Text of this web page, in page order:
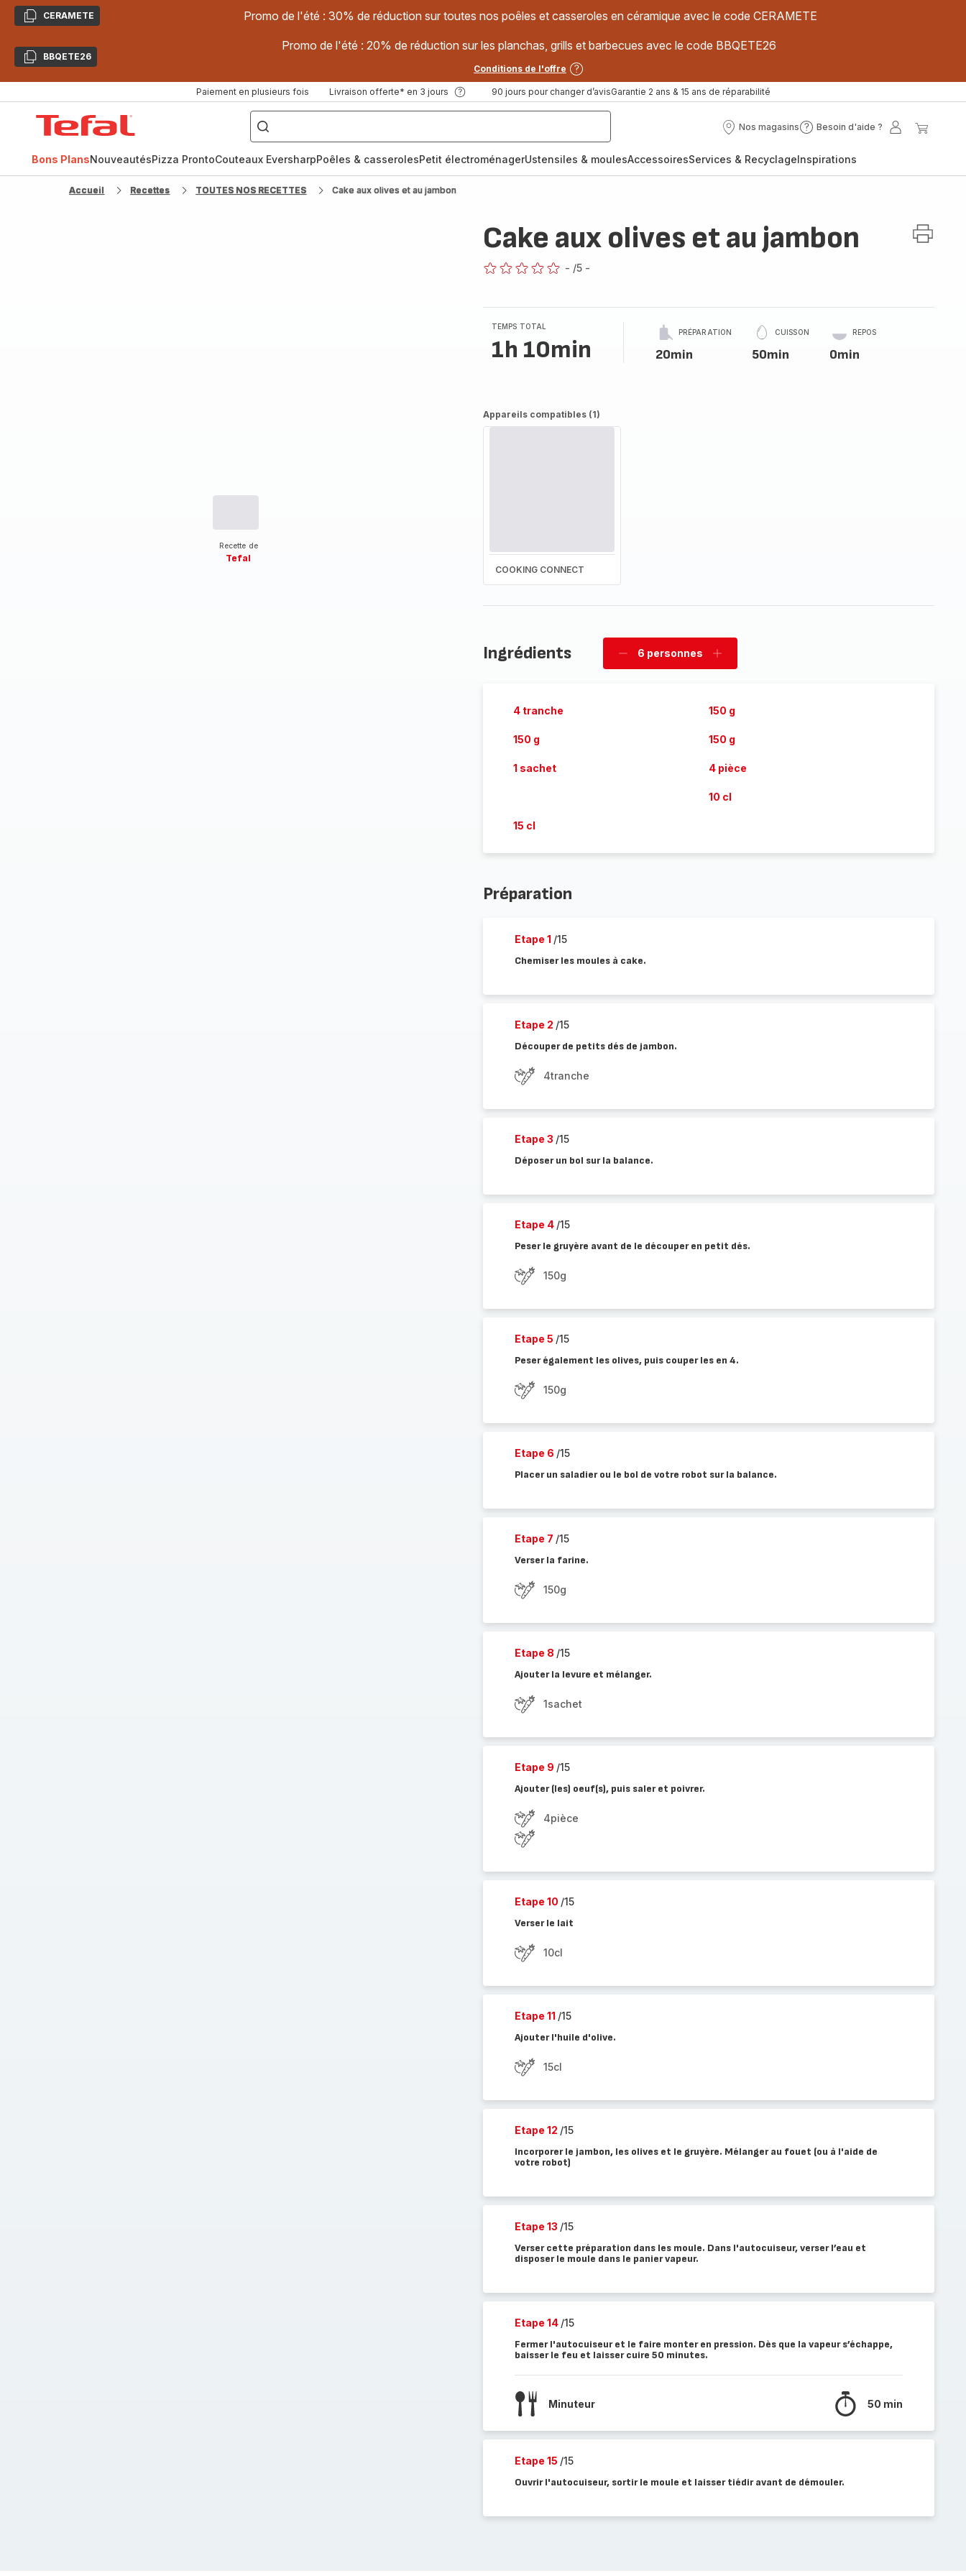
CopierCERAMETE Promo de l'été : 30% de réduction sur toutes nos poêles et casseroles en céramique avec le code CERAMETE
CopierBBQETE26
Promo de l'été : 20% de réduction sur les planchas, grills et barbecues avec le code BBQETE26
Conditions de l'offre
Paiement en plusieurs fois Livraison offerte* en 3 jours 90 jours pour changer d’avisGarantie 2 ans & 15 ans de réparabilité
["Poêles
inox,
Cake
Factory,
Nos magasins
Nos
Besoin d'aide ?
Besoin
?
Mon
Bons PlansNouveautésPizza ProntoCouteaux EversharpPoêles & casserolesPetit électroménagerUstensiles & moulesAccessoiresServices & RecyclageInspirations
Accueil Recettes TOUTES NOS RECETTES Cake aux olives et au jambon
Recette de
Tefal
Cake aux olives et au jambon
- /5 -
TEMPS TOTAL
1h 10min
PRÉPARATION
20min
CUISSON
50min
REPOS
0min
Appareils compatibles (1)
COOKING CONNECT
Ingrédients
Supprimer
6 personnes
Ajouter
4 tranche 150 g
150 g 150 g
1 sachet 4 pièce
10 cl
15 cl
Préparation
Etape 1 /15
Chemiser les moules à cake.
Etape 2 /15
Découper de petits dés de jambon.
4tranche
Etape 3 /15
Déposer un bol sur la balance.
Etape 4 /15
Peser le gruyère avant de le découper en petit dés.
150g
Etape 5 /15
Peser également les olives, puis couper les en 4.
150g
Etape 6 /15
Placer un saladier ou le bol de votre robot sur la balance.
Etape 7 /15
Verser la farine.
150g
Etape 8 /15
Ajouter la levure et mélanger.
1sachet
Etape 9 /15
Ajouter (les) oeuf(s), puis saler et poivrer.
4pièce
Etape 10 /15
Verser le lait
10cl
Etape 11 /15
Ajouter l'huile d'olive.
15cl
Etape 12 /15
Incorporer le jambon, les olives et le gruyère. Mélanger au fouet (ou à l'aide de
votre robot)
Etape 13 /15
Verser cette préparation dans les moule. Dans l'autocuiseur, verser l’eau et
disposer le moule dans le panier vapeur.
Etape 14 /15
Fermer l'autocuiseur et le faire monter en pression. Dès que la vapeur s’échappe,
baisser le feu et laisser cuire 50 minutes.
Minuteur 50 min
Etape 15 /15
Ouvrir l'autocuiseur, sortir le moule et laisser tiédir avant de démouler.